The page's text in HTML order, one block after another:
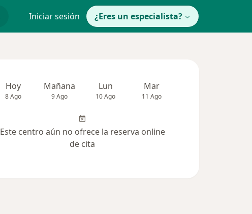
Iniciar sesión ¿Eres un especialista?
Hoy
8 Ago
Mañana
9 Ago
Lun
10 Ago
Mar
11 Ago
Este centro aún no ofrece la reserva online
de cita